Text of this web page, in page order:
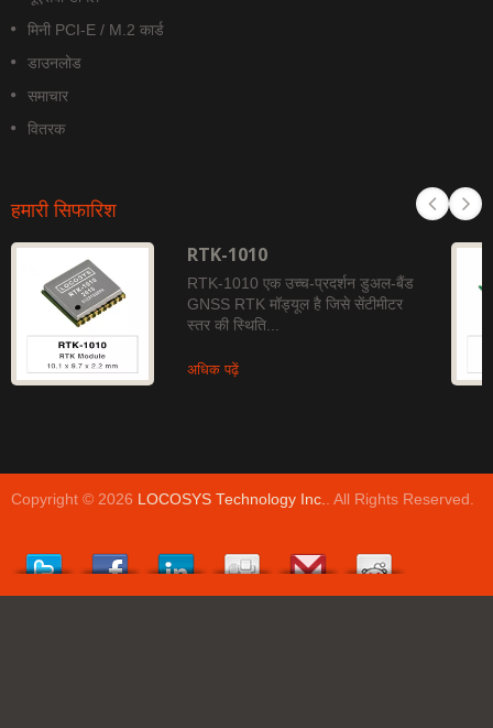
मिनी PCI-E / M.2 कार्ड
डाउनलोड
समाचार
वितरक
हमारी सिफारिश
RTK-1010
RTK-1010 एक उच्च-प्रदर्शन डुअल-बैंड
GNSS RTK मॉड्यूल है जिसे सेंटीमीटर
स्तर की स्थिति...
अधिक पढ़ें
Copyright © 2026 LOCOSYS Technology Inc. . All Rights Reserved.